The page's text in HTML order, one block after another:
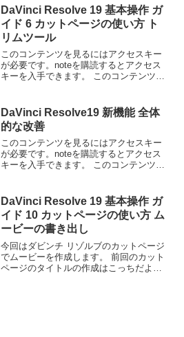
Resolve19の
DaVinci Resolve 19 基本操作 ガ
イド 6 カットページの使い方 ト
リムツール
このコンテンツを見るにはアクセスキー
が必要です。noteを購読するとアクセス
キーを入手できます。 このコンテンツを
す。 パスワード:
DaVinci Resolve19 新機能 全体
的な改善
このコンテンツを見るにはアクセスキー
が必要です。noteを購読するとアクセス
キーを入手できます。 このコンテンツを
す。 パスワード:
DaVinci Resolve 19 基本操作 ガ
イド 10 カットページの使い方 ム
ービーの書き出し
今回はダビンチ リゾルブのカットページ
でムービーを作成します。 前回のカット
ページのタイトルの作成はこっちだよ！